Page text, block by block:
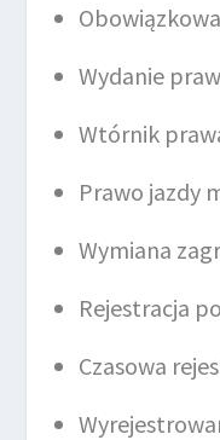
Wydanie
Wtórnik
Prawo jazdy
Wymiana
Rejestracja
Czasowa